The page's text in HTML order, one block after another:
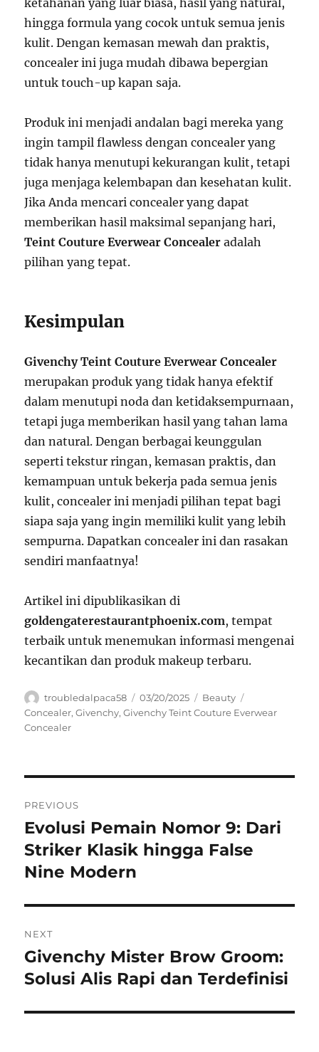
ketahanan yang luar biasa, hasil yang natural,
hingga formula yang cocok untuk semua jenis
kulit. Dengan kemasan mewah dan praktis,
concealer ini juga mudah dibawa bepergian
untuk touch-up kapan saja.
Produk ini menjadi andalan bagi mereka yang
ingin tampil flawless dengan concealer yang
tidak hanya menutupi kekurangan kulit, tetapi
juga menjaga kelembapan dan kesehatan kulit.
Jika Anda mencari concealer yang dapat
memberikan hasil maksimal sepanjang hari,
Teint Couture Everwear Concealer adalah
pilihan yang tepat.
Kesimpulan
Givenchy Teint Couture Everwear Concealer
merupakan produk yang tidak hanya efektif
dalam menutupi noda dan ketidaksempurnaan,
tetapi juga memberikan hasil yang tahan lama
dan natural. Dengan berbagai keunggulan
seperti tekstur ringan, kemasan praktis, dan
kemampuan untuk bekerja pada semua jenis
kulit, concealer ini menjadi pilihan tepat bagi
siapa saja yang ingin memiliki kulit yang lebih
sempurna. Dapatkan concealer ini dan rasakan
sendiri manfaatnya!
Artikel ini dipublikasikan di
goldengaterestaurantphoenix.com, tempat
terbaik untuk menemukan informasi mengenai
kecantikan dan produk makeup terbaru.
Author
troubledalpaca58
Posted
on
03/20/2025 Categories
Beauty
Concealer,Givenchy,Givenchy Teint Couture Everwear
Concealer
pos
PREVIOUS
Previous
post:
Evolusi Pemain Nomor 9: Dari
Striker Klasik hingga False
Nine Modern
NEXT
Next
post:
Givenchy Mister Brow Groom:
Solusi Alis Rapi dan Terdefinisi